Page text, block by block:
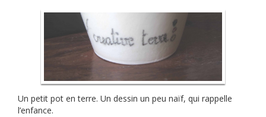
Un petit pot en terre. Un dessin un peu naïf, qui rappelle
l’enfance.